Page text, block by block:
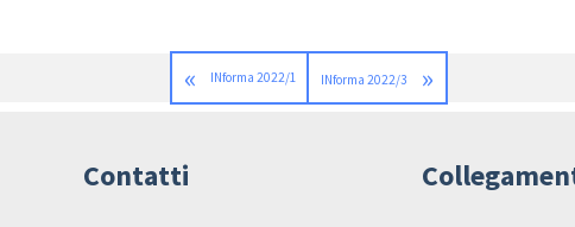
« INforma 2022/1 INforma 2022/3 »
Contatti